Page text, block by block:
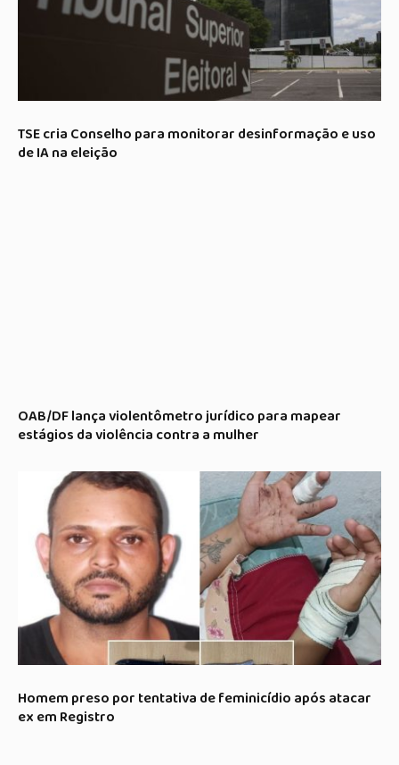
TSE cria Conselho para monitorar desinformação e uso
de IA na eleição
OAB/DF lança violentômetro jurídico para mapear
estágios da violência contra a mulher
Homem preso por tentativa de feminicídio após atacar
ex em Registro